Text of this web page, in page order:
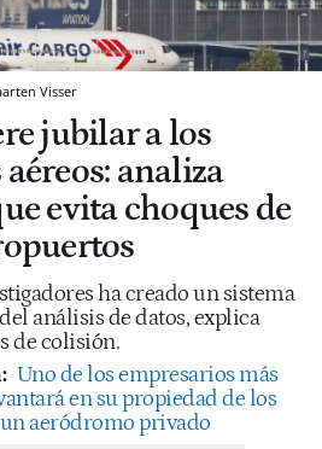
Visser
jubilar a los
analiza
evita choques de
ha creado un sistema
análisis de datos, explica
de colisión.
Uno de los empresarios más
en su propiedad de los
aeródromo privado